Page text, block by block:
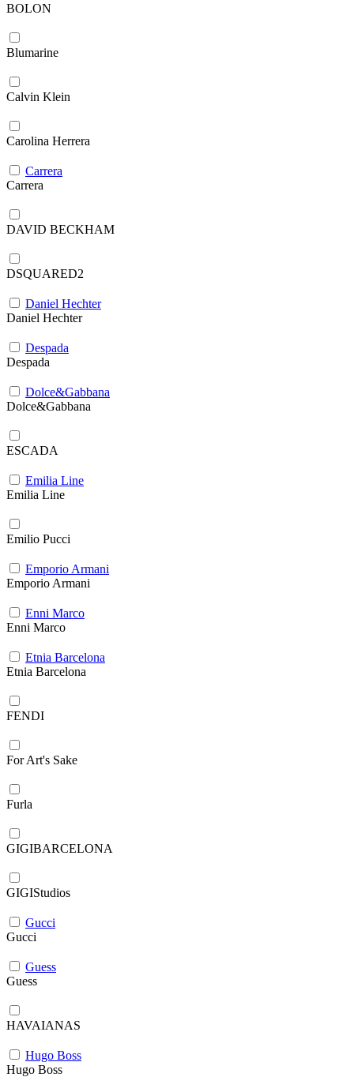
BOLON
Blumarine
Calvin Klein
Carolina Herrera
Carrera
Carrera
DAVID BECKHAM
DSQUARED2
Daniel Hechter
Daniel Hechter
Despada
Despada
Dolce&Gabbana
Dolce&Gabbana
ESCADA
Emilia Line
Emilia Line
Emilio Pucci
Emporio Armani
Emporio Armani
Enni Marco
Enni Marco
Etnia Barcelona
Etnia Barcelona
FENDI
For Art's Sake
Furla
GIGIBARCELONA
GIGIStudios
Gucci
Gucci
Guess
Guess
HAVAIANAS
Hugo Boss
Hugo Boss